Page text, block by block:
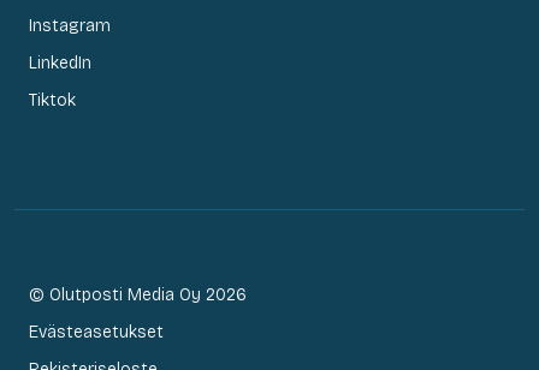
Instagram
LinkedIn
Tiktok
© Olutposti Media Oy 2026
Evästeasetukset